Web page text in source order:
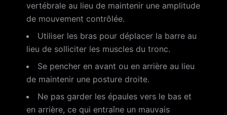
vertébrale au lieu de maintenir une amplitude
de mouvement contrôlée.
Utiliser les bras pour déplacer la barre au
lieu de solliciter les muscles du tronc.
Se pencher en avant ou en arrière au lieu
de maintenir une posture droite.
Ne pas garder les épaules vers le bas et
en arrière, ce qui entraîne un mauvais